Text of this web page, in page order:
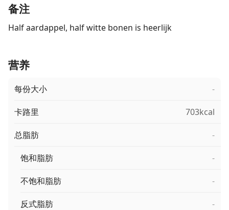
备注
Half aardappel, half witte bonen is heerlijk
营养
每份大小 -
卡路里 703kcal
总脂肪 -
饱和脂肪 -
不饱和脂肪 -
反式脂肪 -